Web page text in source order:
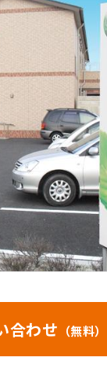
合わせ （無料）